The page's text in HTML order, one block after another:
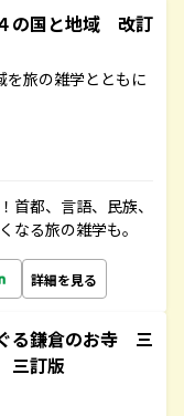
の国と地域 改訂
を旅の雑学とともに
首都、言語、民族、
なる旅の雑学も。
詳細を見る
る鎌倉のお寺 三
三訂版